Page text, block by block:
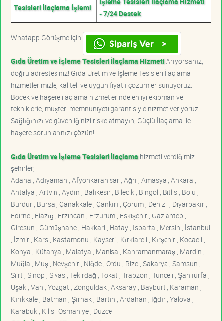
Tesisleri İlaçlama İşlemi
- 7/24 Destek
Whatapp Görüşme için
Gıda Üretim ve İşleme Tesisleri İlaçlama HizmetiArıyorsanız,
doğru adrestesiniz! Gıda Üretim ve İşleme Tesisleri İlaçlama
hizmetlerimizle, kaliteli ve uygun fiyatlı çözümler sunuyoruz.
Böcek ve haşere ilaçlama hizmetlerinde en iyi ekipman ve
tekniklerle, müşteri memnuniyeti garantisiyle hizmet veriyoruz.
Sağlığınızı ve güvenliğinizi riske atmayın, Güçlü İlaçlama ile
haşere sorunlarınızı çözün!
Gıda Üretim ve İşleme Tesisleri İlaçlama hizmeti verdiğimiz
şehirler;
Adana , Adıyaman , Afyonkarahisar , Ağrı , Amasya , Ankara ,
Antalya , Artvin , Aydın , Balıkesir , Bilecik , Bingöl , Bitlis , Bolu ,
Burdur , Bursa , Çanakkale , Çankırı , Çorum , Denizli , Diyarbakır ,
Edirne , Elazığ , Erzincan , Erzurum , Eskişehir , Gaziantep ,
Giresun , Gümüşhane , Hakkari , Hatay , Isparta , Mersin , İstanbul
, İzmir , Kars , Kastamonu , Kayseri , Kırklareli , Kırşehir , Kocaeli ,
Konya , Kütahya , Malatya , Manisa , Kahramanmaraş , Mardin ,
Muğla , Muş , Nevşehir , Niğde , Ordu , Rize , Sakarya , Samsun ,
Siirt , Sinop , Sivas , Tekirdağ , Tokat , Trabzon , Tunceli , Şanlıurfa ,
Uşak , Van , Yozgat , Zonguldak , Aksaray , Bayburt , Karaman ,
Kırıkkale , Batman , Şırnak , Bartın , Ardahan , Iğdır , Yalova ,
Karabük , Kilis , Osmaniye , Düzce